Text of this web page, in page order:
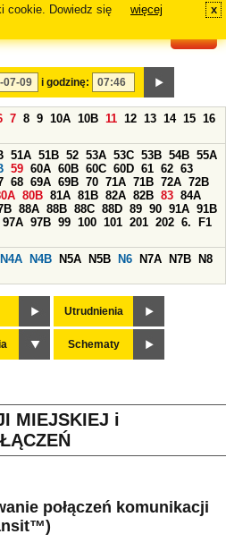
cookie. Dowiedz się
więcej x
i godzinę:
7 8 9 10A 10B 11 12 13 14 15 16
51A 51B 52 53A 53C 53B 54B 55A
59 60A 60B 60C 60D 61 62 63
68 69A 69B 70 71A 71B 72A 72B
80B 81A 81B 82A 82B 83 84A
88A 88B 88C 88D 89 90 91A 91B
97A 97B 99 100 101 201 202 6.
F1
N4A N4B N5A N5B N6 N7A N7B
N8
Utrudnienia
Schematy
MIEJSKIEJ i
połączeń komunikacji